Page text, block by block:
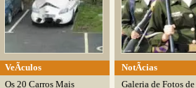
VeÃ­culos
Os 20 Carros Mais
NotÃ­cias
Galeria de Fotos de